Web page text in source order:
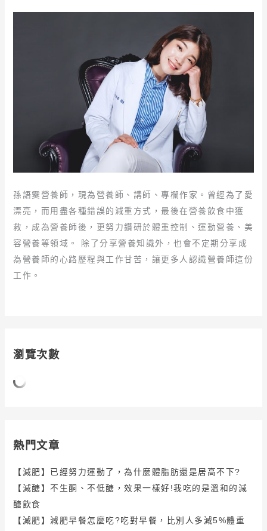
孫語霙營養師，現為營養師、講師、專欄作家。曾經為了愛
漂亮，而用盡各種錯誤的減重方式，最後在營養飲食中獲
救，成為營養師後，更努力鑽研於體重控制、運動營養、美
容營養等領域。 除了分享營養知識外，也會不定期分享成
為營養師的心路歷程與工作甘苦，讓更多人認識營養師這份
工作。
瀏覽次數
熱門文章
【減肥】已經努力運動了，為什麼體脂肪還是居高不下?
【減醣】不生酮、不低醣，效果一樣好!我吃的是溫和的減
醣飲食
【減肥】減肥早餐怎麼吃?吃對早餐，比別人多減5%體重